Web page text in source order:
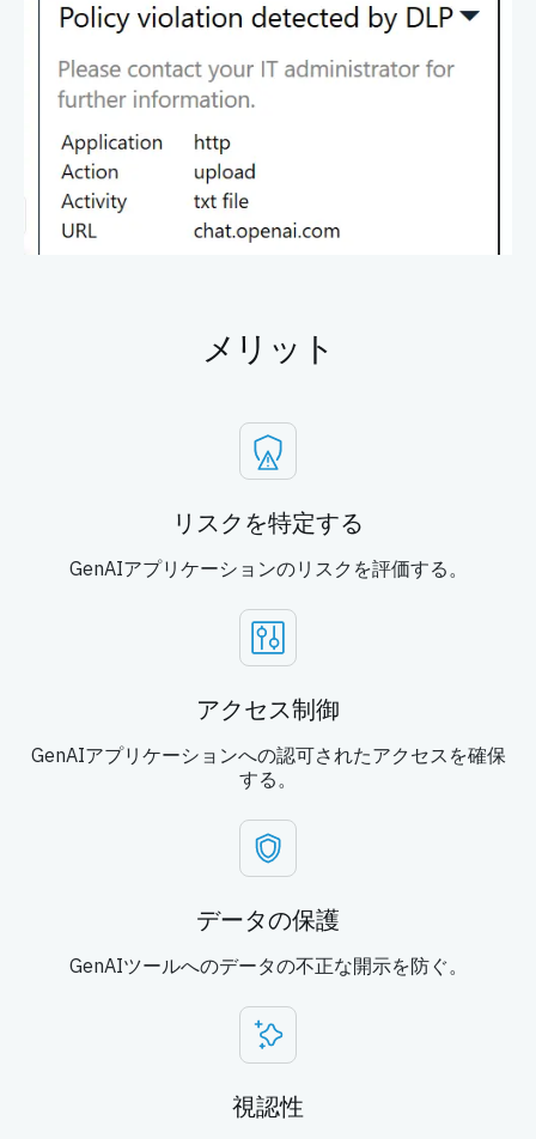
メリット
リスクを特定する
GenAIアプリケーションのリスクを評価する。
アクセス制御
GenAIアプリケーションへの認可されたアクセスを確保
する。
データの保護
GenAIツールへのデータの不正な開示を防ぐ。
視認性